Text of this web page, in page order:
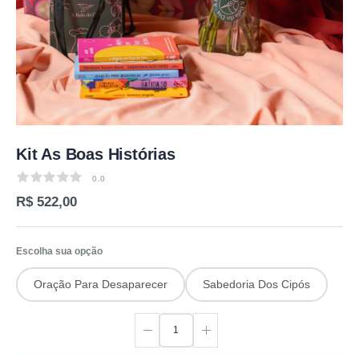
Kit As Boas Histórias
0.0
0.0
R$ 522,00
Escolha sua opção
Oração Para Desaparecer Sabedoria Dos Cipós